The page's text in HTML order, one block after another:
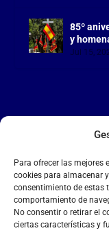
Para ofrecer las mejores
cookies para almacenar
consentimiento de estas
comportamiento de
No consentir o retirar el
ciertas características y
85º
y
Jul 15,
LA FALANGE
Reproductor
de
vídeo